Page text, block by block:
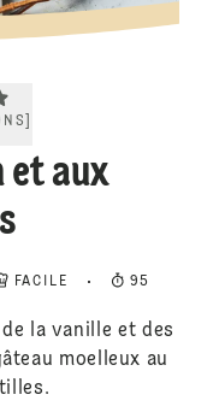
rating 5.0. Click to rate.
et aux
FACILE 95
la vanille et des
moelleux au